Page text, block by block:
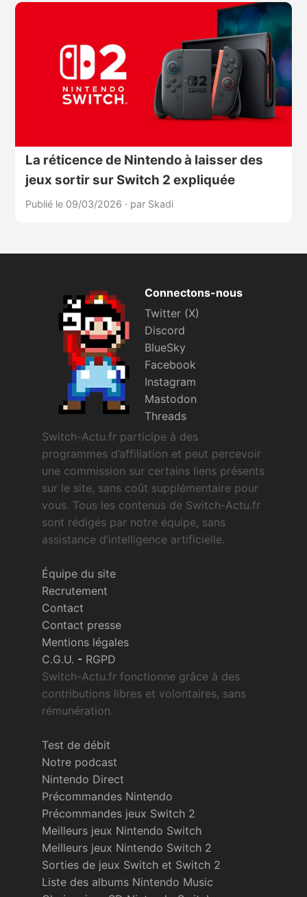
La réticence de Nintendo à laisser des
jeux sortir sur Switch 2 expliquée
Publié le 09/03/2026 · par Skadi
Connectons-nous
Twitter (X)
Discord
BlueSky
Facebook
Instagram
Mastodon
Threads
Switch-Actu.fr participe à des
programmes d’affiliation et peut percevoir
une commission sur certains liens présents
sur le site, sans coût supplémentaire pour
vous. Tous les contenus de Switch-Actu.fr
sont rédigés par notre équipe, sans
assistance d’intelligence artificielle.
Équipe du site
Recrutement
Contact
Contact presse
Mentions légales
C.G.U. - RGPD
Switch-Actu.fr fonctionne grâce à des
contributions libres et volontaires, sans
rémunération.
Test de débit
Notre podcast
Nintendo Direct
Précommandes Nintendo
Précommandes jeux Switch 2
Meilleurs jeux Nintendo Switch
Meilleurs jeux Nintendo Switch 2
Sorties de jeux Switch et Switch 2
Liste des albums Nintendo Music